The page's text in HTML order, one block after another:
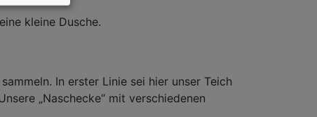
kleine Dusche.
In erster Linie sei hier unser Teich
„Naschecke“ mit verschiedenen